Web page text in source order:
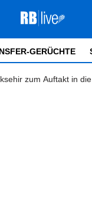
GERÜCHTE
zum Auftakt in